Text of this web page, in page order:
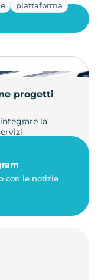
piattaforma
progetti
la
con le notizie